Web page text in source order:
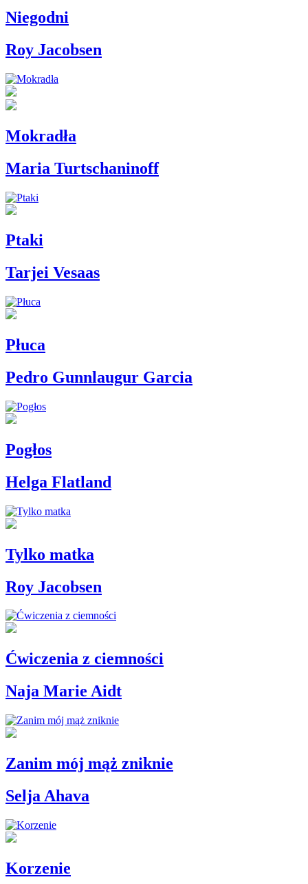
Niegodni
Roy Jacobsen
Mokradła
Maria Turtschaninoff
Ptaki
Tarjei Vesaas
Płuca
Pedro Gunnlaugur Garcia
Pogłos
Helga Flatland
Tylko matka
Roy Jacobsen
Ćwiczenia z ciemności
Naja Marie Aidt
Zanim mój mąż zniknie
Selja Ahava
Korzenie